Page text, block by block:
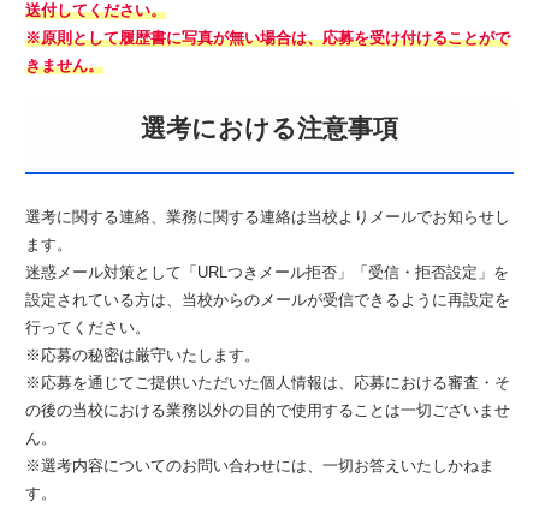
送付してください。
※原則として履歴書に写真が無い場合は、応募を受け付けることがで
きません。
選考における注意事項
選考に関する連絡、業務に関する連絡は当校よりメールでお知らせし
ます。
迷惑メール対策として「URLつきメール拒否」「受信・拒否設定」を
設定されている方は、当校からのメールが受信できるように再設定を
行ってください。
※応募の秘密は厳守いたします。
※応募を通じてご提供いただいた個人情報は、応募における審査・そ
の後の当校における業務以外の目的で使用することは一切ございませ
ん。
※選考内容についてのお問い合わせには、一切お答えいたしかねま
す。